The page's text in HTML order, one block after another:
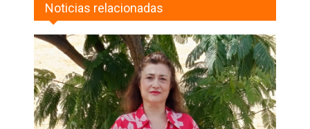
Noticias relacionadas